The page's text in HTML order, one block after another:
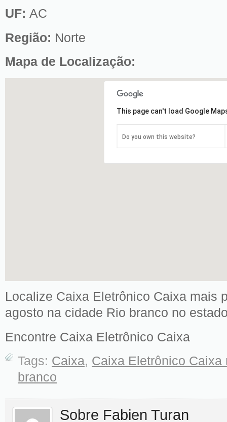
UF: AC
Região: Norte
Mapa de Localização:
This page can't load Google
Do you own this website?
Localize Caixa Eletrônico Caixa mais
agosto na cidade Rio branco no
Encontre Caixa Eletrônico Caixa
Tags: Caixa, Caixa Eletrônico Caixa
branco
Sobre Fabien Turan